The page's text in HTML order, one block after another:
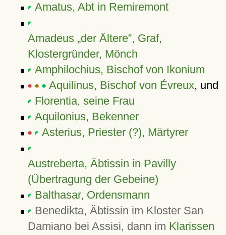
Amatus, Abt in Remiremont
Amadeus „der Ältere”, Graf,
Klostergründer, Mönch
Amphilochius, Bischof von Ikonium
Aquilinus, Bischof von Évreux, und
Florentia, seine Frau
Aquilonius, Bekenner
Asterius, Priester (?), Märtyrer
Austreberta, Äbtissin in Pavilly
(Übertragung der Gebeine)
Balthasar, Ordensmann
Benedikta, Äbtissin im Kloster San
Damiano bei Assisi, dann im Klarissen